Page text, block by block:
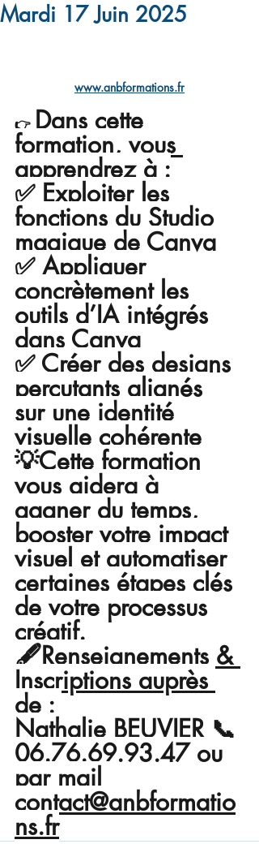
Mardi 17 Juin 2025
www.anbformations.fr
👉 Dans cette
formation, vous
apprendrez à :
✅ Exploiter les
fonctions du Studio
magique de Canva
✅ Appliquer
concrètement les
outils d’IA intégrés
dans Canva
✅ Créer des designs
percutants alignés
sur une identité
visuelle cohérente
💡Cette formation
vous aidera à
gagner du temps,
booster votre impact
visuel et automatiser
certaines étapes clés
de votre processus
créatif.
🖋️Renseignements &
Inscriptions auprès
de :
Nathalie BEUVIER 📞
06.76.69.93.47 ou
par mail
contact@anbformatio
ns.fr